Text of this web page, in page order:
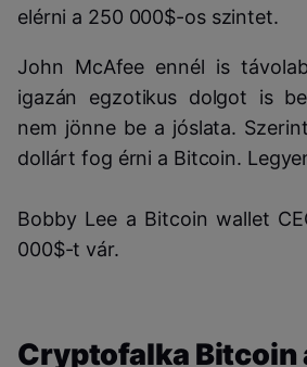
elérni a 250 000$-os szintet.
John McAfee ennél is
igazán egzotikus dolgot is
nem jönne be a jóslata.
dollárt fog érni a Bitcoin.
Bobby Lee a Bitcoin wallet
000$-t vár.
Cryptofalka Bitcoin